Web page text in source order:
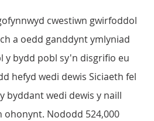
cwestiwn gwirfoddol
a oedd ganddynt ymlyniad
y bydd pobl sy'n disgrifio eu
hefyd wedi dewis Siciaeth fel
byddant wedi dewis y naill
Nododd 524,000